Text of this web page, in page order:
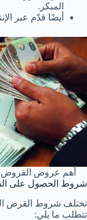
المبكر.
أيضًا قدّم عبر
⁩أهم عروض القروض
شروط الحصول على
تختلف شروط القرض
تتطلب ما يلي: